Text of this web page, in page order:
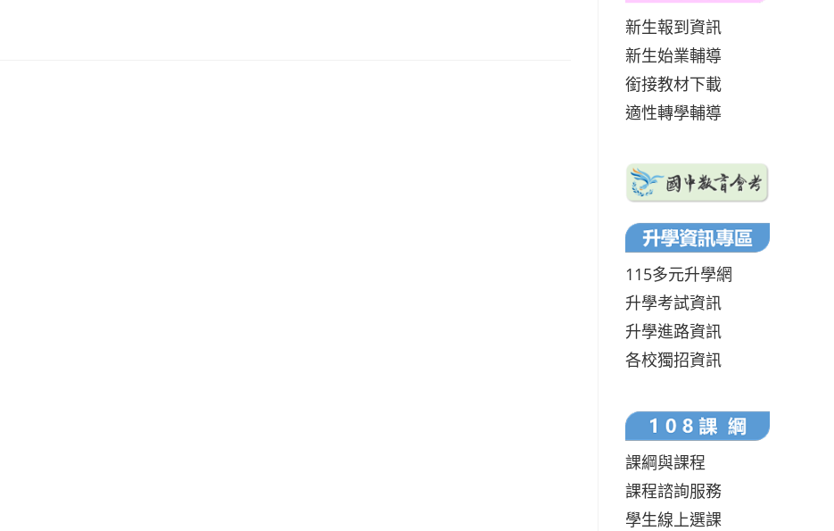
新生報到資訊
新生始業輔導
銜接教材下載
適性轉學輔導
115多元升學網
升學考試資訊
升學進路資訊
各校獨招資訊
課綱與課程
課程諮詢服務
學生線上選課